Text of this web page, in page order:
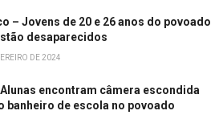
– Jovens de 20 e 26 anos do povoado
desaparecidos
DE 2024
encontram câmera escondida
banheiro de escola no povoado